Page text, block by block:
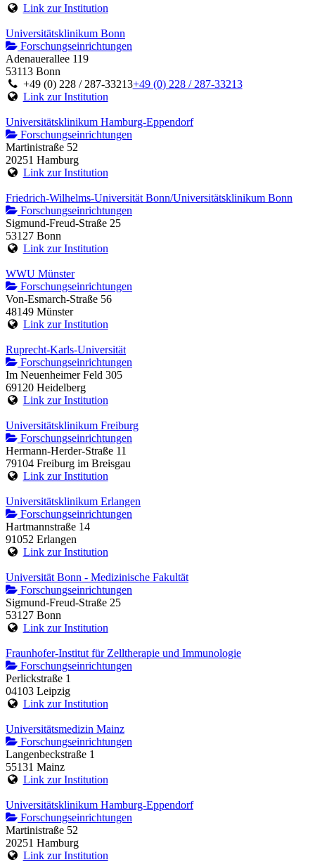
Link zur Institution
Universitätsklinikum Bonn
Forschungseinrichtungen
Adenauerallee 119
53113 Bonn
+49 (0) 228 / 287-33213+49 (0) 228 / 287-33213
Link zur Institution
Universitätsklinikum Hamburg-Eppendorf
Forschungseinrichtungen
Martinistraße 52
20251 Hamburg
Link zur Institution
Friedrich-Wilhelms-Universität Bonn/Universitätsklinikum Bonn
Forschungseinrichtungen
Sigmund-Freud-Straße 25
53127 Bonn
Link zur Institution
WWU Münster
Forschungseinrichtungen
Von-Esmarch-Straße 56
48149 Münster
Link zur Institution
Ruprecht-Karls-Universität
Forschungseinrichtungen
Im Neuenheimer Feld 305
69120 Heidelberg
Link zur Institution
Universitätsklinikum Freiburg
Forschungseinrichtungen
Hermann-Herder-Straße 11
79104 Freiburg im Breisgau
Link zur Institution
Universitätsklinikum Erlangen
Forschungseinrichtungen
Hartmannstraße 14
91052 Erlangen
Link zur Institution
Universität Bonn - Medizinische Fakultät
Forschungseinrichtungen
Sigmund-Freud-Straße 25
53127 Bonn
Link zur Institution
Fraunhofer-Institut für Zelltherapie und Immunologie
Forschungseinrichtungen
Perlickstraße 1
04103 Leipzig
Link zur Institution
Universitätsmedizin Mainz
Forschungseinrichtungen
Langenbeckstraße 1
55131 Mainz
Link zur Institution
Universitätsklinikum Hamburg-Eppendorf
Forschungseinrichtungen
Martinistraße 52
20251 Hamburg
Link zur Institution